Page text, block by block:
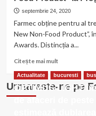
septembrie 24, 2020
Farmec obține pentru al
New Non-Food Product”,
Awards. Distincția a...
Citește mai multCitește
multe
despre
Urmareste-ne pe
Actualitate bucuresti
OPTIMUS LIGHT
de afaceri de peste